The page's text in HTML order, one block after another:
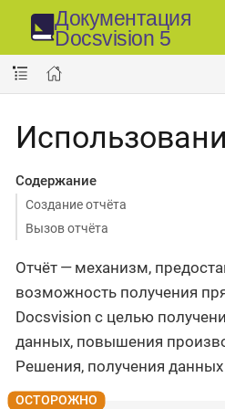
Документация
Docsvision 5
Содержание
Создание отчёта
Вызов отчёта
Отчёт — механизм,
возможность получения
Docsvision с целью
данных, повышения
Решения, получения